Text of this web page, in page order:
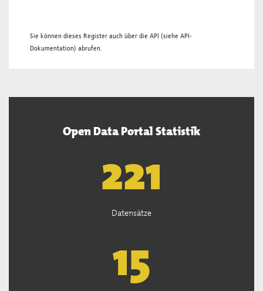
Sie können dieses Register auch über die API (siehe API-
Dokumentation) abrufen.
Open Data Portal Statistik
222
Datensätze
15